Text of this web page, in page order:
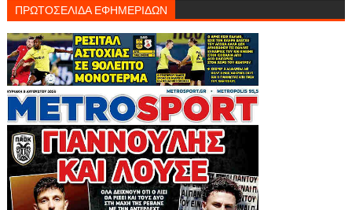
ΠΡΩΤΟΣΕΛΙΔΑ ΕΦΗΜΕΡΙΔΩΝ